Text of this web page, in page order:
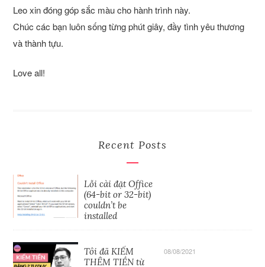
Leo xin đóng góp sắc màu cho hành trình này.
Chúc các bạn luôn sống từng phút giây, đầy tình yêu thương
và thành tựu.
Love all!
Recent Posts
Lỗi cài đặt Office
(64-bit or 32-bit)
couldn’t be
installed
Tôi đã KIẾM
THÊM TIỀN từ
08/08/2021